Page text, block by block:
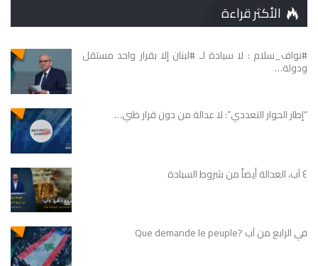
الأكثر قراءة
#نواف_سلام : لا سيادة لـ #لبنان إلا بقرار واحد مستقل
ودولة…
“إطار الحوار التعددي”: لا عدالة من دون قرار ظني…
٤ آب، العدالة أيضاً من شروط السيادة
في الرابع من آب ?Que demande le peuple